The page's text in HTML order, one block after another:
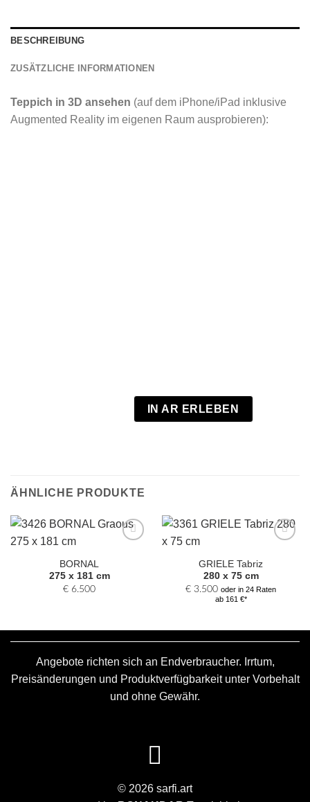
BESCHREIBUNG
ZUSÄTZLICHE INFORMATIONEN
Teppich in 3D ansehen (auf dem iPhone/iPad inklusive
Augmented Reality im eigenen Raum ausprobieren):
IN AR ERLEBEN
ÄHNLICHE PRODUKTE
BORNAL
275 x 181 cm
€ 6.500
Auswahl
hinzufügen
GRIELE Tabriz
280 x 75 cm
€ 3.500 oder in 24 Raten
ab 161 €*
Angebote richten sich an Endverbraucher. Irrtum,
Preisänderungen und Produktverfügbarkeit unter Vorbehalt
und ohne Gewähr.
© 2026 sarfi.art